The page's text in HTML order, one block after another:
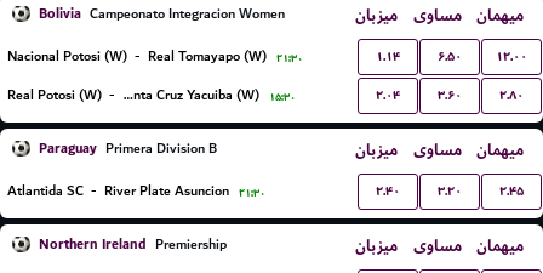
Bolivia Campeonato Integracion Women میزبان مساوی میهمان
Nacional Potosi (W) - Real Tomayapo (W) ۲۱:۳۰ ۱.۱۴ ۶.۵۰ ۱۲.۰۰
Real Potosi (W) - Real Santa Cruz Yacuiba (W) ۱۵:۳۰ ۲.۰۴ ۳.۶۰ ۲.۸۰
Paraguay Primera Division B میزبان مساوی میهمان
Atlantida SC - River Plate Asuncion ۲۱:۳۰ ۲.۴۰ ۳.۲۰ ۲.۴۵
Northern Ireland Premiership میزبان مساوی میهمان